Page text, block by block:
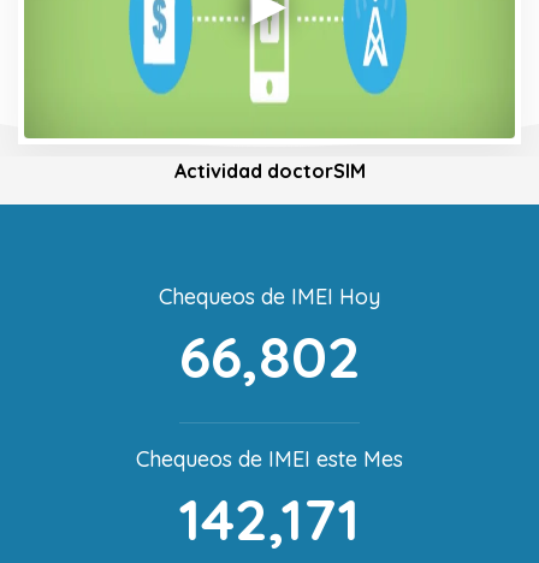
Actividad doctorSIM
Chequeos de IMEI Hoy
66,802
Chequeos de IMEI este Mes
142,171